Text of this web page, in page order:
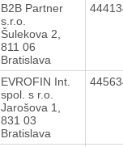
B2B Partner
s.r.o.
Šulekova 2,
811 06
Bratislava
EVROFIN Int.
spol. s r.o.
Jarošova 1,
831 03
Bratislava